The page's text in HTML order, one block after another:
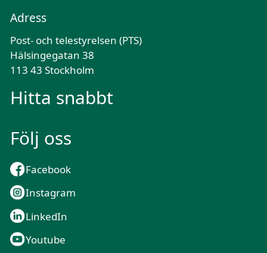
Adress
Post- och telestyrelsen (PTS)
Hälsingegatan 38
113 43 Stockholm
Hitta snabbt
Följ oss
Facebook
Instagram
LinkedIn
Youtube